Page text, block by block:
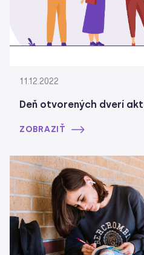
11.12.2022
Deň otvorených dverí
ZOBRAZIŤ